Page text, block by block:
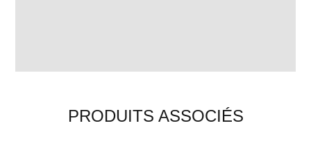
PRODUITS ASSOCIÉS